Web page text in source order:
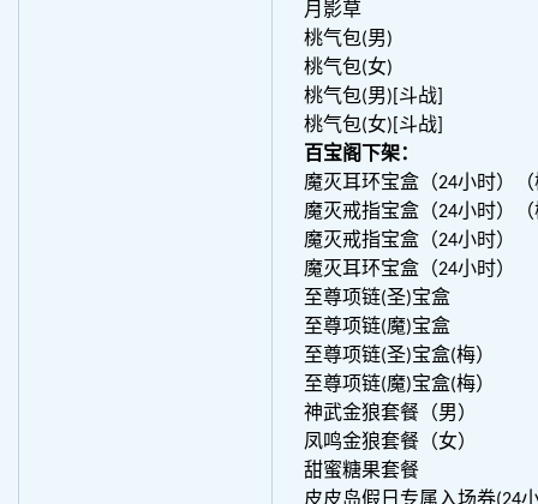
月影草
桃气包(男)
桃气包(女)
桃气包(男)[斗战]
桃气包(女)[斗战]
百宝阁下架：
魔灭耳环宝盒（24小时）
魔灭戒指宝盒（24小时）
魔灭戒指宝盒（24小时）
魔灭耳环宝盒（24小时）
至尊项链(圣)宝盒
至尊项链(魔)宝盒
至尊项链(圣)宝盒(梅）
至尊项链(魔)宝盒(梅）
神武金狼套餐（男）
凤鸣金狼套餐（女）
甜蜜糖果套餐